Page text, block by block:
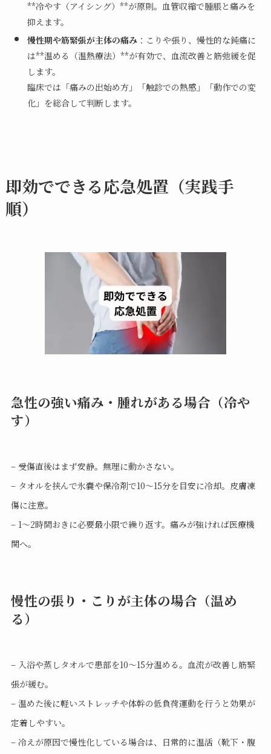
**冷やす（アイシング）**が原則。血管収縮で腫脹と痛みを
抑えます。
慢性期や筋緊張が主体の痛み：こりや張り、慢性的な鈍痛に
は**温める（温熱療法）**が有効で、血流改善と筋弛緩を促
します。
臨床では「痛みの出始め方」「触診での熱感」「動作での変
化」を総合して判断します。
即効でできる応急処置（実践手
順）
急性の強い痛み・腫れがある場合（冷や
す）
– 受傷直後はまず安静。無理に動かさない。
– タオルを挟んで氷嚢や保冷剤で10〜15分を目安に冷却。皮膚凍
傷に注意。
– 1〜2時間おきに必要最小限で繰り返す。痛みが強ければ医療機
関へ。
慢性の張り・こりが主体の場合（温め
る）
– 入浴や蒸しタオルで患部を10〜15分温める。血流が改善し筋緊
張が緩む。
– 温めた後に軽いストレッチや体幹の低負荷運動を行うと効果が
定着しやすい。
– 冷えが原因で慢性化している場合は、日常的に温活（靴下・腹